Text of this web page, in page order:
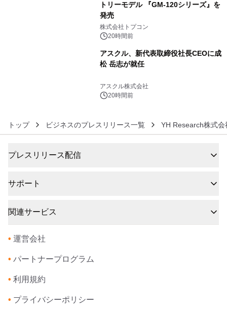
トリーモデル 『GM-120シリーズ』を
発売
株式会社トプコン
20時間前
アスクル、新代表取締役社長CEOに成
松 岳志が就任
アスクル株式会社
20時間前
トップ ビジネスのプレスリリース一覧 YH Research株式会
プレスリリース配信
サポート
関連サービス
• 運営会社
• パートナープログラム
• 利用規約
• プライバシーポリシー